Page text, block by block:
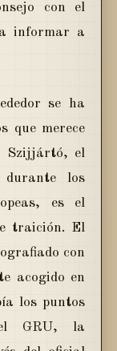
con el
informar a
se ha
que merece
Szijjártó, el
los
es el
traición. El
con
acogido en
los puntos
GRU, la